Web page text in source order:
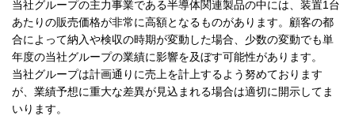
当社グループの主力事業である半導体関連製品の中には、装置1台
あたりの販売価格が非常に高額となるものがあります。顧客の都
合によって納入や検収の時期が変動した場合、少数の変動でも単
年度の当社グループの業績に影響を及ぼす可能性があります。
当社グループは計画通りに売上を計上するよう努めております
が、業績予想に重大な差異が見込まれる場合は適切に開示してま
いります。